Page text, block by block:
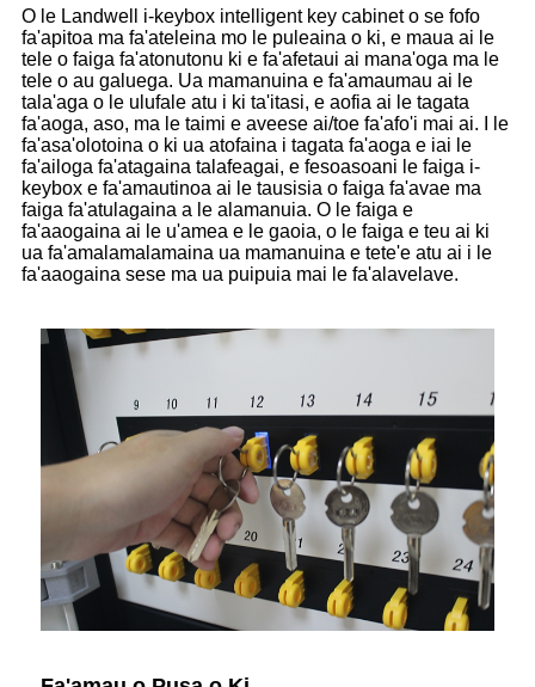
O le Landwell i-keybox intelligent key cabinet o se fofo
fa'apitoa ma fa'ateleina mo le puleaina o ki, e maua ai le
tele o faiga fa'atonutonu ki e fa'afetaui ai mana'oga ma le
tele o au galuega. Ua mamanuina e fa'amaumau ai le
tala'aga o le ulufale atu i ki ta'itasi, e aofia ai le tagata
fa'aoga, aso, ma le taimi e aveese ai/toe fa'afo'i mai ai. I le
fa'asa'olotoina o ki ua atofaina i tagata fa'aoga e iai le
fa'ailoga fa'atagaina talafeagai, e fesoasoani le faiga i-
keybox e fa'amautinoa ai le tausisia o faiga fa'avae ma
faiga fa'atulagaina a le alamanuia. O le faiga e
fa'aaogaina ai le u'amea e le gaoia, o le faiga e teu ai ki
ua fa'amalamalamaina ua mamanuina e tete'e atu ai i le
fa'aaogaina sese ma ua puipuia mai le fa'alavelave.